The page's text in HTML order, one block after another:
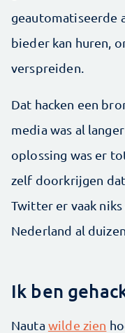
geautomatiseerde
bieder kan huren,
verspreiden.
Dat hacken een
media was al
oplossing was er
zelf doorkrijgen
Twitter er vaak
Nederland al
Ik ben
Nauta wilde zien